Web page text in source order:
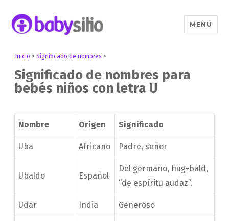
MENÚ
Inicio >Significado de nombres >
Significado de nombres para
bebés niños con letra U
Nombre Origen Significado
Uba Africano Padre, señor
Ubaldo Español
Del germano, hug-bald,
“de espíritu audaz”.
Udar India Generoso